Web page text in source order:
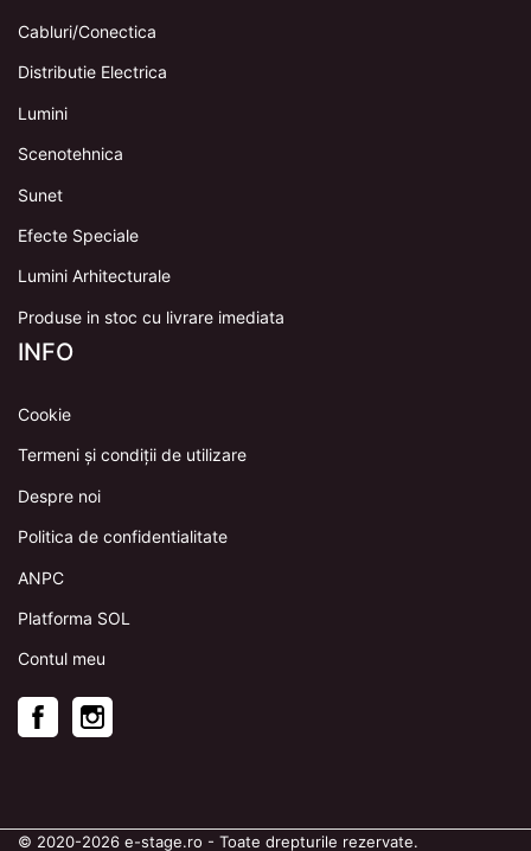
Cabluri/Conectica
Distributie Electrica
Lumini
Scenotehnica
Sunet
Efecte Speciale
Lumini Arhitecturale
Produse in stoc cu livrare imediata
INFO
Cookie
Termeni și condiții de utilizare
Despre noi
Politica de confidentialitate
ANPC
Platforma SOL
Contul meu
Facebook
© 2020-2026 e-stage.ro - Toate drepturile rezervate.